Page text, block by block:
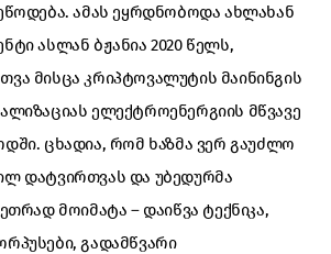
ამას ეყრდნობოდა ახლახან
ასლან ბჟანია 2020 წელს,
მისცა კრიპტოვალუტის მაინინგის
ელექტროენერგიის მწვავე
ცხადია, რომ ხაზმა ვერ გაუძლო
დატვირთვას და უბედურმა
მოიმატა – დაიწვა ტექნიკა,
გადამწვარი